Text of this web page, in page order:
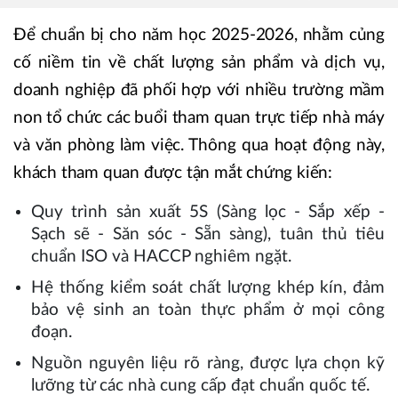
Để chuẩn bị cho năm học 2025-2026, nhằm củng
cố niềm tin về chất lượng sản phẩm và dịch vụ,
doanh nghiệp đã phối hợp với nhiều trường mầm
non tổ chức các buổi tham quan trực tiếp nhà máy
và văn phòng làm việc. Thông qua hoạt động này,
khách tham quan được tận mắt chứng kiến:
Quy trình sản xuất 5S (Sàng lọc - Sắp xếp -
Sạch sẽ - Săn sóc - Sẵn sàng), tuân thủ tiêu
chuẩn ISO và HACCP nghiêm ngặt.
Hệ thống kiểm soát chất lượng khép kín, đảm
bảo vệ sinh an toàn thực phẩm ở mọi công
đoạn.
Nguồn nguyên liệu rõ ràng, được lựa chọn kỹ
lưỡng từ các nhà cung cấp đạt chuẩn quốc tế.